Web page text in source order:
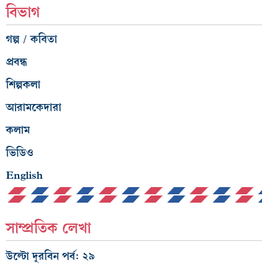
বিভাগ
গল্প / কবিতা
প্রবন্ধ
শিল্পকলা
আরামকেদারা
কলাম
ভিডিও
English
সাম্প্রতিক লেখা
উল্টো দূরবিন পর্ব: ২৯